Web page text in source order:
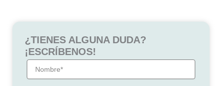
¿TIENES ALGUNA DUDA?
¡ESCRÍBENOS!